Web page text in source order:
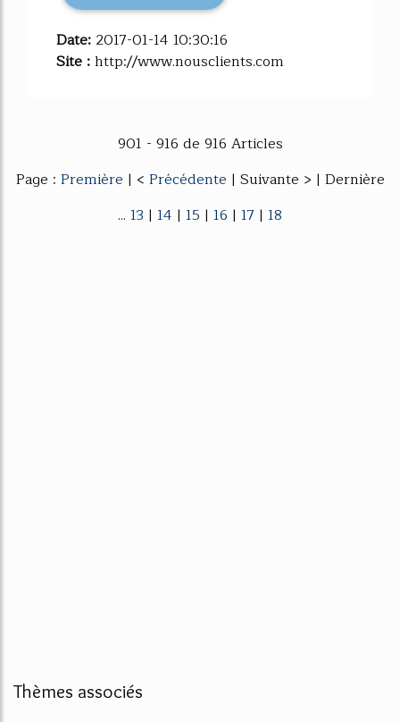
Date: 2017-01-14 10:30:16
Site :http://www.nousclients.com
901 - 916 de 916 Articles
Page : Première | < Précédente | Suivante > | Dernière
... 13 | 14 | 15 | 16 | 17 | 18
Thèmes associés